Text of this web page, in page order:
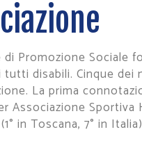
Promozione Sociale
disabili. Cinque
La prima
Associazione Sportiva
in Toscana, 7° in